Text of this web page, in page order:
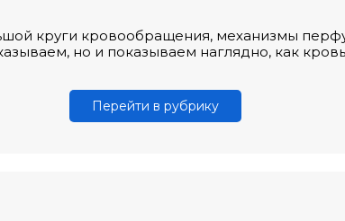
круги кровообращения, механизмы
но и показываем наглядно, как
Перейти в рубрику